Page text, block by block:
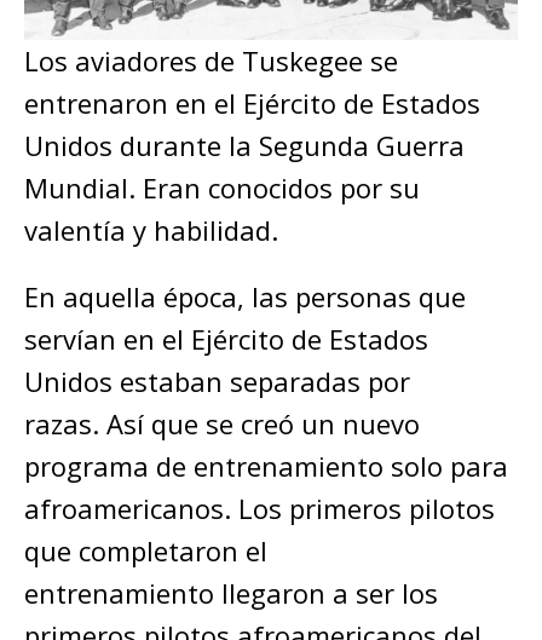
Los aviadores de Tuskegee se
entrenaron en el Ejército de Estados
Unidos durante la Segunda Guerra
Mundial. Eran conocidos por su
valentía y habilidad.
En aquella época, las personas que
servían en el Ejército de Estados
Unidos estaban separadas por
razas. Así que se creó un nuevo
programa de entrenamiento solo para
afroamericanos. Los primeros pilotos
que completaron el
entrenamiento llegaron a ser los